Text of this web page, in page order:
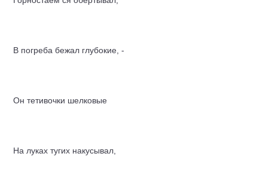
В погреба бежал глубокие, -
Он тетивочки шелковые
На луках тугих накусывал,